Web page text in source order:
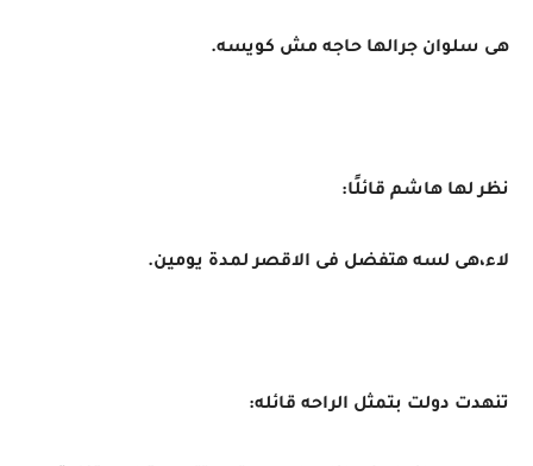
هى سلوان جرالها حاجه مش كويسه.
نظر لها هاشم قائلًا:
لاء،هى لسه هتفضل فى الاقصر لمدة يومين.
تنهدت دولت بتمثل الراحه قائله: